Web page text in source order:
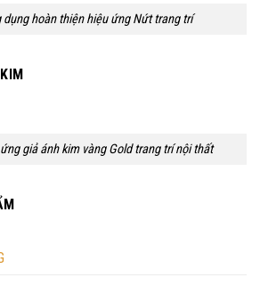
dụng hoàn thiện hiệu ứng Nứt trang trí
giả ánh kim vàng Gold trang trí nội thất